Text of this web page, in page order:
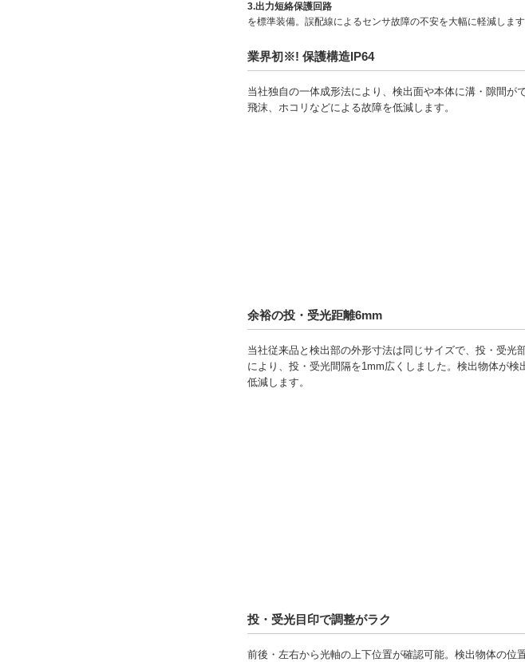
3.出力短絡保護回路
を標準装備。誤配線によるセンサ故障の不安を大幅に軽減します
業界初※! 保護構造IP64
当社独自の一体成形法により、検出面や本体に溝・隙間が
飛沫、ホコリなどによる故障を低減します。
余裕の投・受光距離6mm
当社従来品と検出部の外形寸法は同じサイズで、投・受光
により、投・受光間隔を1mm広くしました。検出物体が検
低減します。
投・受光目印で調整がラク
前後・左右から光軸の上下位置が確認可能。検出物体の位